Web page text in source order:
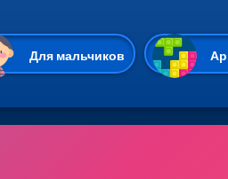
Для мальчиков
Казуальные